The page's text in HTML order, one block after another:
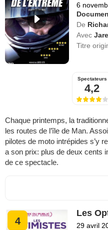
6
De
Avec
Titre
Spectateurs
4,2
Chaque printemps, la
les routes de l’île de Man.
pilotes de moto intrépides s’y
a son prix: plus de deux cents
de ce spectacle.
4
Les
29 avril